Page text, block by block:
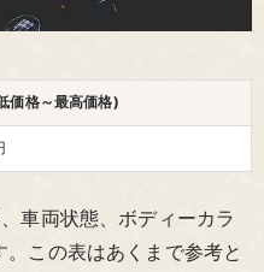
価格～最高価格)
車両状態、ボディーカラ
この表はあくまで参考と